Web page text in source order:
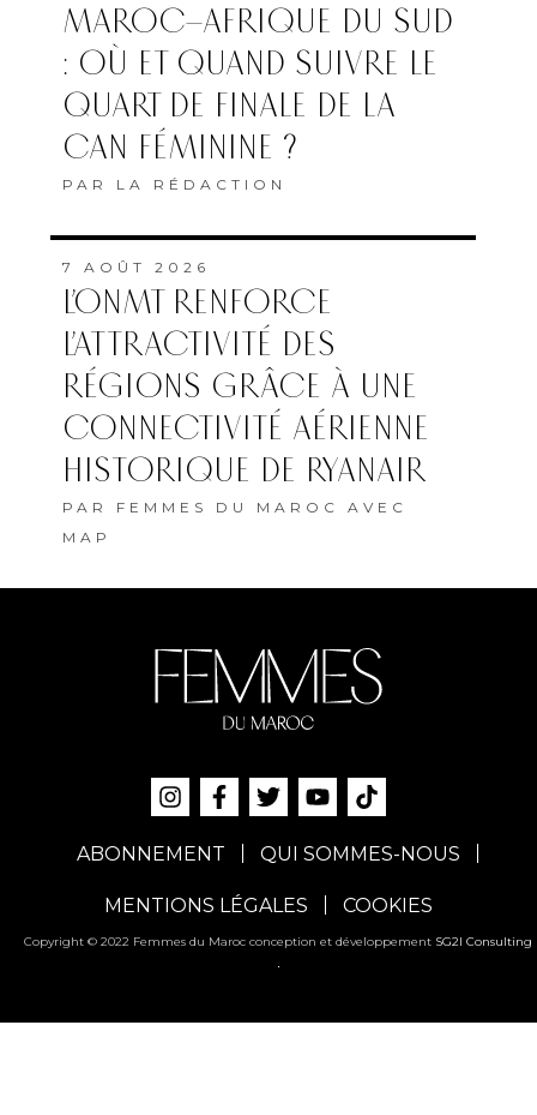
MAROC–AFRIQUE DU SUD
: OÙ ET QUAND SUIVRE LE
QUART DE FINALE DE LA
CAN FÉMININE ?
PAR LA RÉDACTION
7 AOÛT 2026
L’ONMT RENFORCE
L’ATTRACTIVITÉ DES
RÉGIONS GRÂCE À UNE
CONNECTIVITÉ AÉRIENNE
HISTORIQUE DE RYANAIR
PAR FEMMES DU MAROC AVEC
MAP
ABONNEMENT QUI SOMMES-NOUS
MENTIONS LÉGALES COOKIES
Copyright © 2022 Femmes du Maroc conception et développement SG2I Consulting